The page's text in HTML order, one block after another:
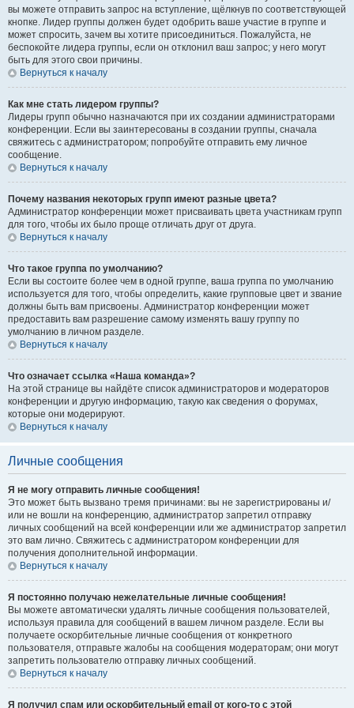
вы можете отправить запрос на вступление, щёлкнув по соответствующей
кнопке. Лидер группы должен будет одобрить ваше участие в группе и
может спросить, зачем вы хотите присоединиться. Пожалуйста, не
беспокойте лидера группы, если он отклонил ваш запрос; у него могут
быть для этого свои причины.
Вернуться к началу
Как мне стать лидером группы?
Лидеры групп обычно назначаются при их создании администраторами
конференции. Если вы заинтересованы в создании группы, сначала
свяжитесь с администратором; попробуйте отправить ему личное
сообщение.
Вернуться к началу
Почему названия некоторых групп имеют разные цвета?
Администратор конференции может присваивать цвета участникам групп
для того, чтобы их было проще отличать друг от друга.
Вернуться к началу
Что такое группа по умолчанию?
Если вы состоите более чем в одной группе, ваша группа по умолчанию
используется для того, чтобы определить, какие групповые цвет и звание
должны быть вам присвоены. Администратор конференции может
предоставить вам разрешение самому изменять вашу группу по
умолчанию в личном разделе.
Вернуться к началу
Что означает ссылка «Наша команда»?
На этой странице вы найдёте список администраторов и модераторов
конференции и другую информацию, такую как сведения о форумах,
которые они модерируют.
Вернуться к началу
Личные сообщения
Я не могу отправить личные сообщения!
Это может быть вызвано тремя причинами: вы не зарегистрированы и/
или не вошли на конференцию, администратор запретил отправку
личных сообщений на всей конференции или же администратор запретил
это вам лично. Свяжитесь с администратором конференции для
получения дополнительной информации.
Вернуться к началу
Я постоянно получаю нежелательные личные сообщения!
Вы можете автоматически удалять личные сообщения пользователей,
используя правила для сообщений в вашем личном разделе. Если вы
получаете оскорбительные личные сообщения от конкретного
пользователя, отправьте жалобы на сообщения модераторам; они могут
запретить пользователю отправку личных сообщений.
Вернуться к началу
Я получил спам или оскорбительный email от кого-то с этой